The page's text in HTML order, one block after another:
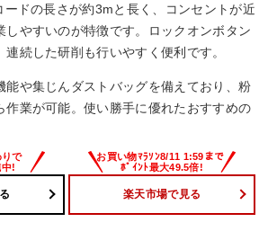
ドの長さが約3mと長く、コンセントが近
しやすいのが特徴です。ロックオンボタン
続した研削も行いやすく便利です。
能や集じんダストバッグを備えており、粉
作業が可能。使い勝手に優れたおすすめの
楽天市場で見る